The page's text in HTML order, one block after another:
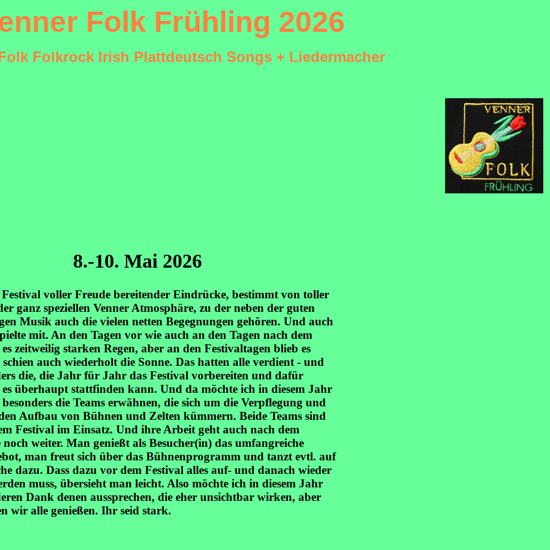
Folk Frühling 2026
Folkrock Irish Plattdeutsch Songs + Liedermacher
8.-10. Mai 2026
voller Freude bereitender Eindrücke, bestimmt von toller
ganz speziellen Venner Atmosphäre, zu der neben der guten
Musik auch die vielen netten Begegnungen gehören. Und auch
mit. An den Tagen vor wie auch an den Tagen nach dem
zeitweilig starken Regen, aber an den Festivaltagen blieb es
auch wiederholt die Sonne. Das hatten alle verdient - und
die, die Jahr für Jahr das Festival vorbereiten und dafür
es überhaupt stattfinden kann. Und da möchte ich in diesem Jahr
die Teams erwähnen, die sich um die Verpflegung und
Aufbau von Bühnen und Zelten kümmern. Beide Teams sind
Festival im Einsatz. Und ihre Arbeit geht auch nach dem
noch weiter. Man genießt als Besucher(in) das umfangreiche
man freut sich über das Bühnenprogramm und tanzt evtl. auf
dazu. Dass dazu vor dem Festival alles auf- und danach wieder
muss, übersieht man leicht. Also möchte ich in diesem Jahr
Dank denen aussprechen, die eher unsichtbar wirken, aber
wir alle genießen. Ihr seid stark.